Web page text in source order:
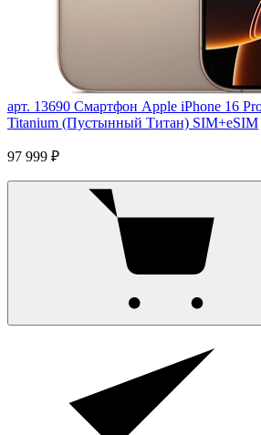
арт. 13690 Смартфон Apple iPhone 16
Titanium (Пустынный Титан) SIM+eSIM
97 999 ₽